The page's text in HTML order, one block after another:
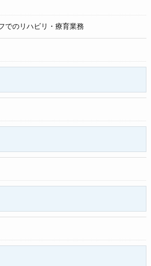
達成に必要な範囲において、個人情報を
あります。
ては個人情報保護契約等の措置をとり、
＞
場合は、それに対応した当店のサービス
・削除･利用停止の手続について＞
人情報の開示･訂正･削除・利用停止の手
削除・利用停止の具体的手続きにつきま
せ下さい。
でのリハビリ・療育業務